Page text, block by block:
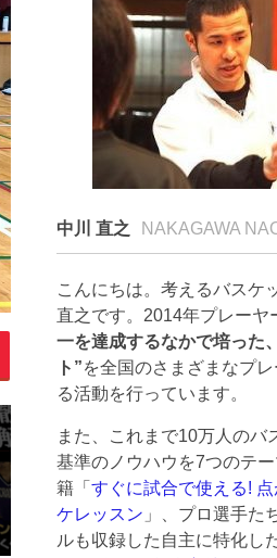
中川 直之 NAKAGAWA
こんにちは。考えるバスケ
直之です。2014年プレーヤ
一を達成するなかで培った
ト”を全国のさまざまなプ
る活動を行っています。
また、これまで10万人のバ
基準のノウハウを7つのテ
籍「すぐに試合で使える!
ケレッスン 」、プロ選手た
ルも収録した自主に特化し